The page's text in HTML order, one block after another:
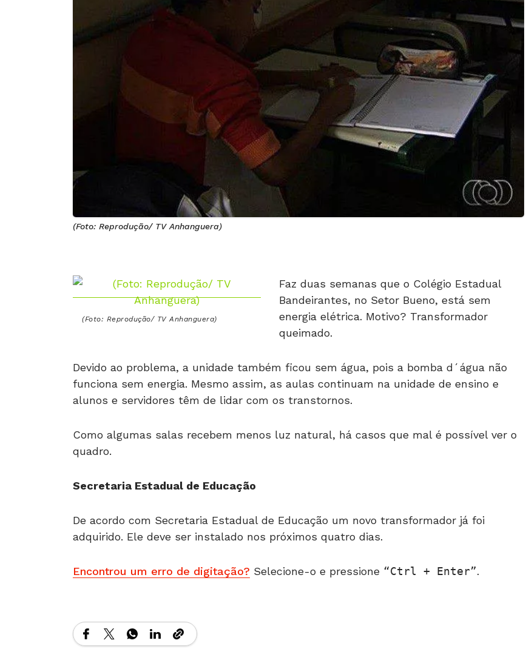
(Foto: Reprodução/ TV Anhanguera)
(Foto: Reprodução/ TV Anhanguera)
Faz duas semanas que o Colégio Estadual
Bandeirantes, no Setor Bueno, está sem
energia elétrica. Motivo? Transformador
queimado.
Devido ao problema, a unidade também ficou sem água, pois a bomba d´água não
funciona sem energia. Mesmo assim, as aulas continuam na unidade de ensino e
alunos e servidores têm de lidar com os transtornos.
Como algumas salas recebem menos luz natural, há casos que mal é possível ver o
quadro.
Secretaria Estadual de Educação
De acordo com Secretaria Estadual de Educação um novo transformador já foi
adquirido. Ele deve ser instalado nos próximos quatro dias.
Encontrou um erro de digitação? Selecione-o e pressione Ctrl + Enter .